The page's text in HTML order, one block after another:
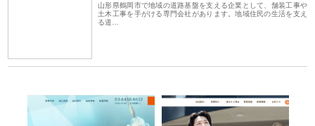
山形県鶴岡市で地域の道路基盤を支える企業として、舗装工事や
土木工事を手がける専門会社があります。地域住民の生活を支え
る道…